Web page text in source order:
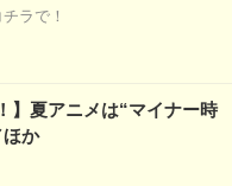
ラで！
】夏アニメは“マイナー時
か